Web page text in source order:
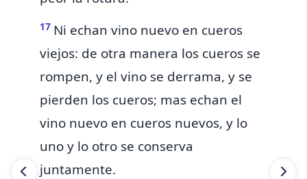
17 Ni echan vino nuevo en cueros
viejos: de otra manera los cueros se
rompen, y el vino se derrama, y se
pierden los cueros; mas echan el
vino nuevo en cueros nuevos, y lo
uno y lo otro se conserva
juntamente.